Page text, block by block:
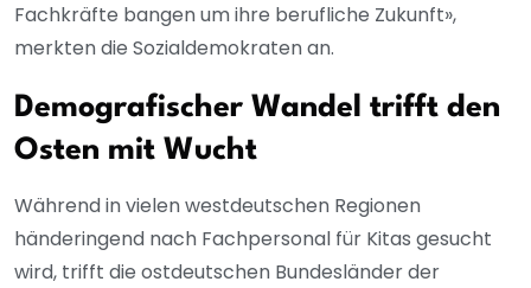
Fachkräfte bangen um ihre berufliche Zukunft»,
merkten die Sozialdemokraten an.
Demografischer Wandel trifft den
Osten mit Wucht
Während in vielen westdeutschen Regionen
händeringend nach Fachpersonal für Kitas gesucht
wird, trifft die ostdeutschen Bundesländer der